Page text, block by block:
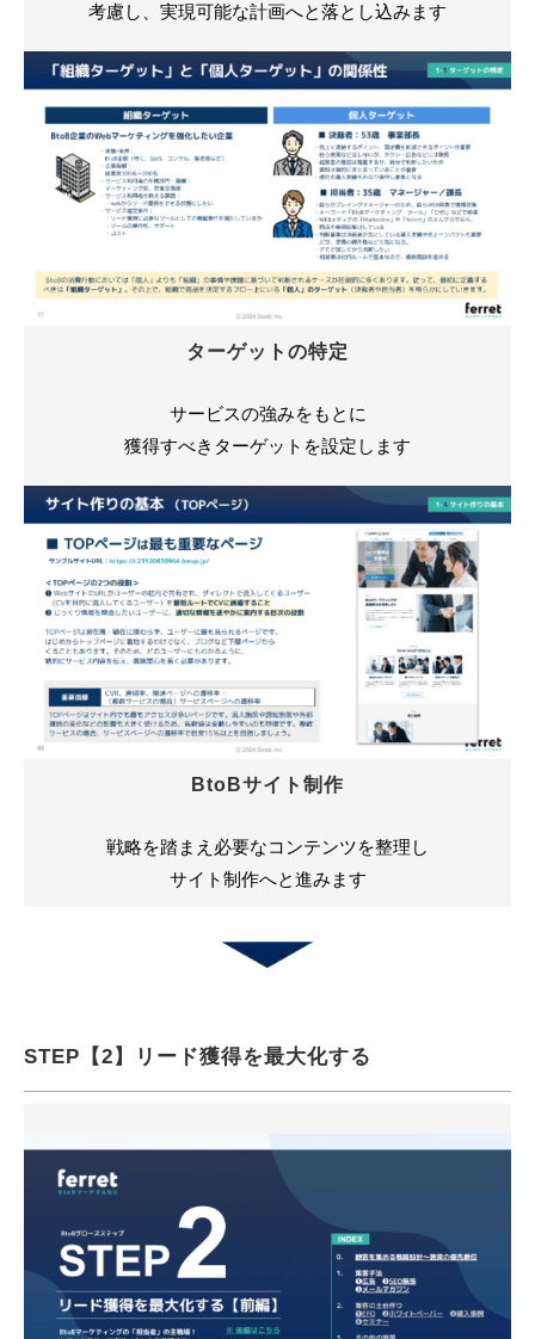
考慮し、実現可能な計画へと落とし込みます
ターゲットの特定
サービスの強みをもとに
獲得すべきターゲットを設定します
BtoBサイト制作
戦略を踏まえ必要なコンテンツを整理し
サイト制作へと進みます
STEP【2】リード獲得を最大化する